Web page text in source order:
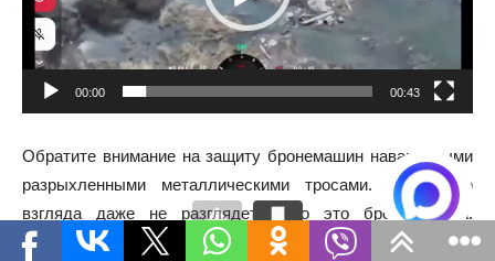
00:00 00:43
Обратите внимание на защиту бронемашин наваренными
разрыхленными металлическими тросами. С первого
взгляда даже не разглядеть, что это бронетехника.
Напоминает какие-нибудь острова в реке.